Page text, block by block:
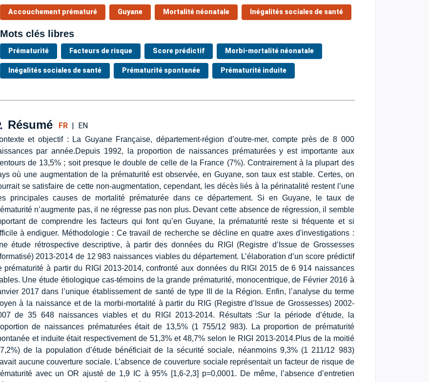
Accouchement prématuré Guyane Mortalité néonatale Inégalités sociales de santé
Mots clés libres
Prématurité Facteurs de risque Score prédictif Morbi-mortalité néonatale
Inégalités sociales de santé Prématurité spontanée Prématurité induite
Résumé FR| EN
et objectif : La Guyane Française, département-région d’outre-mer, compte près de 8 000
par année.Depuis 1992, la proportion de naissances prématurées y est importante aux
de 13,5% ; soit presque le double de celle de la France (7%). Contrairement à la plupart des
où une augmentation de la prématurité est observée, en Guyane, son taux est stable. Certes, on
se satisfaire de cette non-augmentation, cependant, les décès liés à la périnatalité restent l’une
principales causes de mortalité prématurée dans ce département. Si en Guyane, le taux de
n’augmente pas, il ne régresse pas non plus. Devant cette absence de régression, il semble
de comprendre les facteurs qui font qu’en Guyane, la prématurité reste si fréquente et si
à endiguer. Méthodologie : Ce travail de recherche se décline en quatre axes d'investigations :
étude rétrospective descriptive, à partir des données du RIGI (Registre d’Issue de Grossesses
2013-2014 de 12 983 naissances viables du département. L’élaboration d’un score prédictif
prématurité à partir du RIGI 2013-2014, confronté aux données du RIGI 2015 de 6 914 naissances
Une étude étiologique cas-témoins de la grande prématurité, monocentrique, de Février 2016 à
2017 dans l’unique établissement de santé de type III de la Région. Enfin, l’analyse du terme
à la naissance et de la morbi-mortalité à partir du RIG (Registre d’Issue de Grossesses) 2002-
de 35 648 naissances viables et du RIGI 2013-2014. Résultats :Sur la période d’étude, la
de naissances prématurées était de 13,5% (1 755/12 983). La proportion de prématurité
et induite était respectivement de 51,3% et 48,7% selon le RIGI 2013-2014.Plus de la moitié
de la population d’étude bénéficiait de la sécurité sociale, néanmoins 9,3% (1 211/12 983)
aucune couverture sociale. L’absence de couverture sociale représentait un facteur de risque de
avec un OR ajusté de 1,9 IC à 95% [1,6-2,3] p=0,0001. De même, l’absence d’entretien